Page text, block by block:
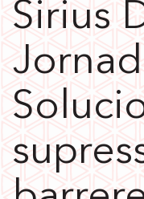
Sirius